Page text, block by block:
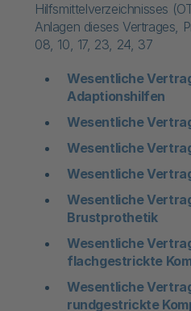
Hilfsmittelverzeichnisses
Anlagen dieses Vertrages,
08, 10, 17, 23, 24, 37
Wesentliche
Adaptionshilfen
Wesentliche
Wesentliche
Wesentliche
Wesentliche
Brustprothetik
Wesentliche
flachgestrickte
Wesentliche
rundgestrickte